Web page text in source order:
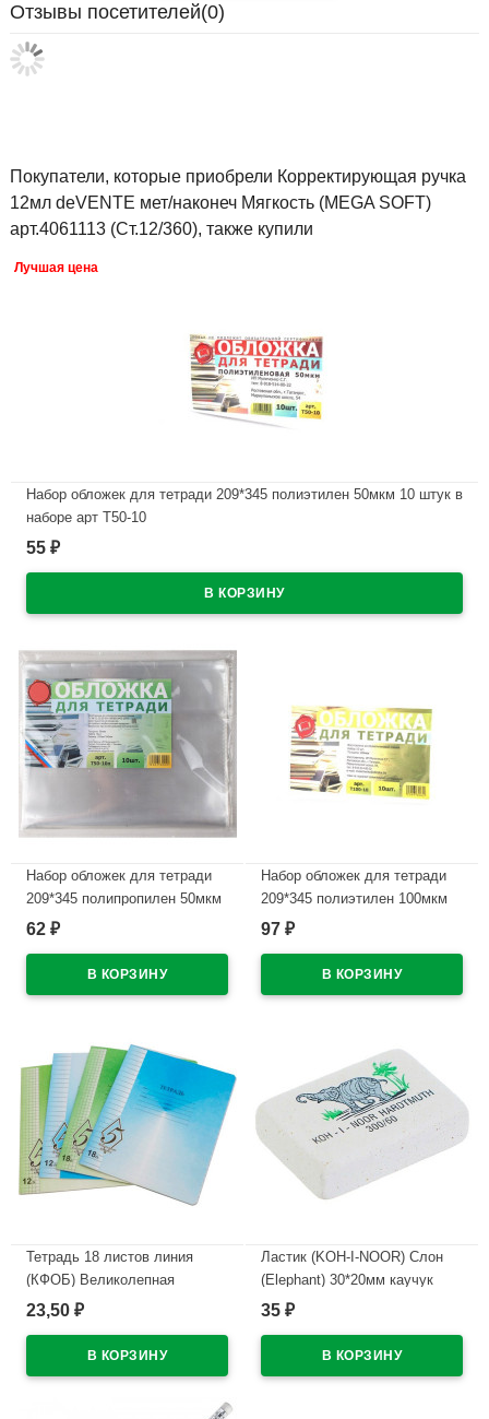
Отзывы посетителей(0)
Покупатели, которые приобрели Корректирующая ручка
12мл deVENTE мет/наконеч Мягкость (MEGA SOFT)
арт.4061113 (Ст.12/360), также купили
Лучшая цена
Набор обложек для тетради 209*345 полиэтилен 50мкм 10 штук в
наборе арт Т50-10
В наличии
55 ₽
Набор обложек для тетради
209*345 полипропилен 50мкм
10 штук в наборе арт.Т50-10п
62 ₽
Набор обложек для тетради
209*345 полиэтилен 100мкм
10 штук в наборе арт Т100-10
97 ₽
Тетрадь 18 листов линия
(КФОБ) Великолепная
пятерка ассорти арт TW 518
23,50 ₽
Ластик (KOH-I-NOOR) Слон
(Elephant) 30*20мм каучук
арт.300/60
35 ₽